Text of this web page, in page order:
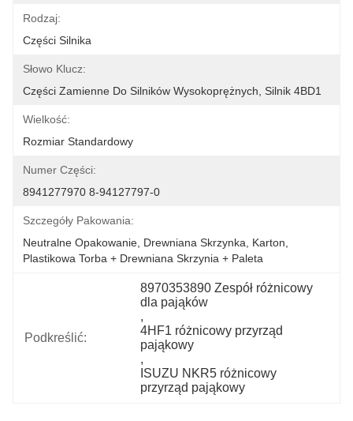
Rodzaj:
Części Silnika
Słowo Klucz:
Części Zamienne Do Silników Wysokoprężnych, Silnik 4BD1
Wielkość:
Rozmiar Standardowy
Numer Części:
8941277970 8-94127797-0
Szczegóły Pakowania:
Neutralne Opakowanie, Drewniana Skrzynka, Karton,
Plastikowa Torba + Drewniana Skrzynia + Paleta
Podkreślić:
8970353890 Zespół różnicowy
dla pająków
,
4HF1 różnicowy przyrząd
pająkowy
,
ISUZU NKR5 różnicowy
przyrząd pająkowy